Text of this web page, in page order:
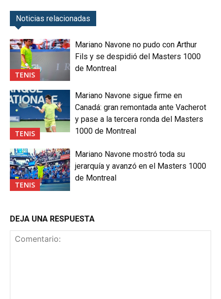
Noticias relacionadas
TENIS
Mariano Navone no pudo con Arthur
Fils y se despidió del Masters 1000
de Montreal
TENIS
Mariano Navone sigue firme en
Canadá: gran remontada ante Vacherot
y pase a la tercera ronda del Masters
1000 de Montreal
TENIS
Mariano Navone mostró toda su
jerarquía y avanzó en el Masters 1000
de Montreal
DEJA UNA RESPUESTA